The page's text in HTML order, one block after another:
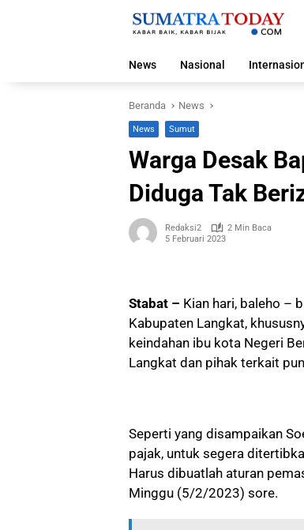
News
Nasional
Beranda News
News Sumut
Warga Desak
Diduga Tak
Redaksi2
2 Min Baca
5 Februari 2023
Stabat – Kian hari, baleho –
Kabupaten Langkat,
keindahan ibu kota Negeri
Langkat dan pihak terkait
Seperti yang disampaikan
pajak, untuk segera
Harus dibuatlah aturan
Minggu (5/2/2023) sore.